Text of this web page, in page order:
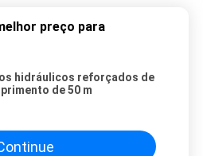
preço para
hidráulicos reforçados de
de 50 m